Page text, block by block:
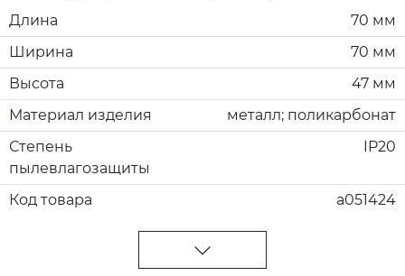
Длина
70 мм
Ширина
70 мм
Высота
47 мм
Материал изделия
металл; поликарбонат
Степень
пылевлагозащиты
IP20
Код товара a051424